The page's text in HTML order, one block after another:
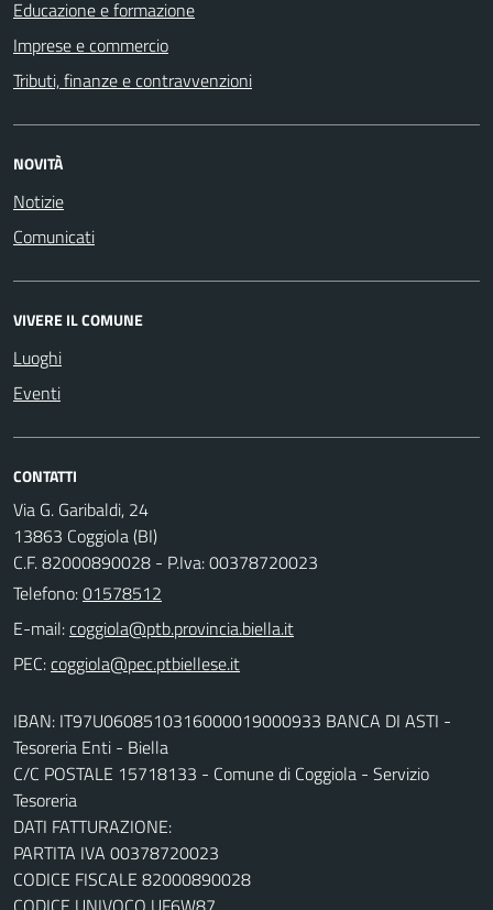
Educazione e formazione
Imprese e commercio
Tributi, finanze e contravvenzioni
NOVITÀ
Notizie
Comunicati
VIVERE IL COMUNE
Luoghi
Eventi
CONTATTI
Via G. Garibaldi, 24
13863 Coggiola (BI)
C.F. 82000890028 - P.Iva: 00378720023
Telefono:01578512
E-mail:
PEC:
IBAN: IT97U0608510316000019000933 BANCA DI ASTI -
Tesoreria Enti - Biella
C/C POSTALE 15718133 - Comune di Coggiola - Servizio
Tesoreria
DATI FATTURAZIONE:
PARTITA IVA 00378720023
CODICE FISCALE 82000890028